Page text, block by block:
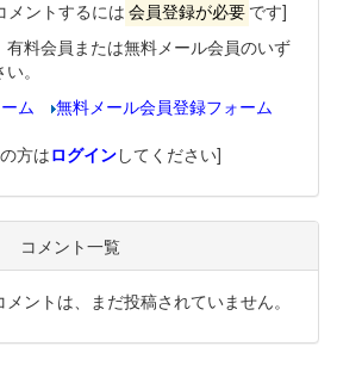
メントするには 会員登録が必要 です]
料会員または無料メール会員のいず
。
ム
無料メール会員登録フォーム
方はログインしてください]
コメント一覧
ントは、まだ投稿されていません。